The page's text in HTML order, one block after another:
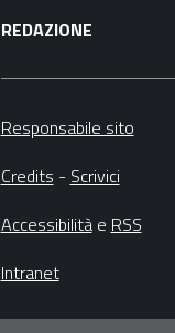
REDAZIONE
Responsabile sito
Credits - Scrivici
Accessibilitàe RSS
Intranet